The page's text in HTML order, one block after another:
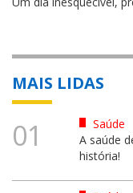
MAIS LIDAS
01
Saúde
A saúde
história!